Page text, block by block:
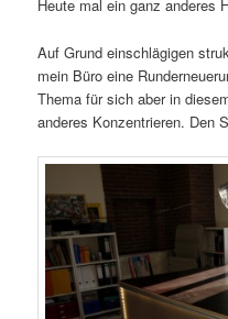
Heute mal ein ganz anderes
Auf Grund einschlägigen
mein Büro eine
Thema für sich aber in
anderes Konzentrieren. Den